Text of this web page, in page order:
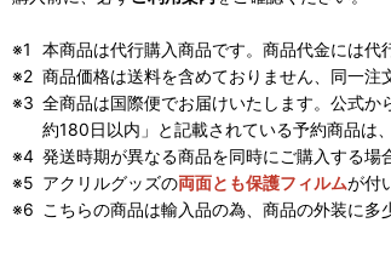
本商品は代行購入商品です。商品代金には代
商品価格は送料を含めておりません、同一
全商品は国際便でお届けいたします。公式
約180日以内」と記載されている予約商品は
発送時期が異なる商品を同時にご購入する場
アクリルグッズの両面とも保護フィルムが付
こちらの商品は輸入品の為、商品の外装に多